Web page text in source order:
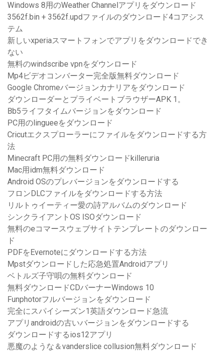
Windows 8用のWeather Channelアプリをダウンロード
3562f.bin + 3562f.updファイルのダウンロード4コアシス
テム
新しいxperiaスマートフォンでアプリをダウンロードでき
ない
無料のwindscribe vpnをダウンロード
Mp4ビデオコンバーター完全版無料ダウンロード
Google Chromeバージョンカナリアをダウンロード
ダウンローダーとプライベートブラウザーAPK 1。
Bb5ライフタイムバージョンをダウンロード
PC用のlingueeをダウンロード
Cricutエクスプローラーにファイルをダウンロードする方
法
Minecraft PC用の無料ダウンロードkilleruria
Mac用idm無料ダウンロード
Android OSのプレバージョンをダウンロードする
フロンDLCファイルをダウンロードする方法
リルトゥイーティー愛の詩アルバムのダウンロード
シンクライアントOS ISOダウンロード
無料のeコマースウェブサイトテンプレートのダウンロー
ド
PDFをEvernoteにダウンロードする方法
Mpstダウンロードした応急処置Androidアプリ
ベトルズ子守唄の無料ダウンロード
無料ダウンロードCDバーナーWindows 10
Funphotorフルバージョンをダウンロード
完全にスパイシーズン1英語ダウンロード急流
アプリandroidの古いバージョンをダウンロードする
ダウンロードするios12アプリ
悪魔のような＆vanderslice collusion無料ダウンロード